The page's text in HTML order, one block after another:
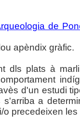
de
apèndix gràfic.
dls plats à
d'un estudi
s'arriba a
o precedeixen